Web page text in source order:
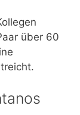
über 60